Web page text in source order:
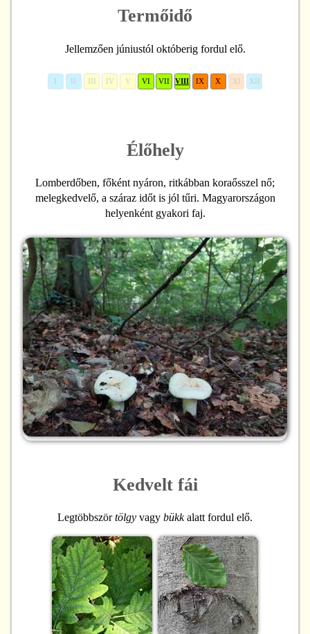
Termőidő
Jellemzően júniustól októberig fordul elő.
I II III IV V VI VII VIII IX X XI XII
Élőhely
Lomberdőben, főként nyáron, ritkábban koraősszel nő;
melegkedvelő, a száraz időt is jól tűri. Magyarországon
helyenként gyakori faj.
Kedvelt fái
Legtöbbszörtölgy vagy bükkalatt fordul elő.